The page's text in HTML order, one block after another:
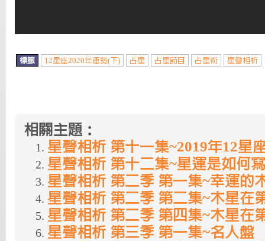
標籤 12星座2020年運勢(下) 占星 占星節目 占星術 星聲相析
相關主題：
星聲相析 第十一集~2019年12星
星聲相析 第十二集~星運是如何
星聲相析 第二季 第一集~幸運的
星聲相析 第二季 第二集~木星在
星聲相析 第二季 第四集~木星在
星聲相析 第三季 第一集~名人盤